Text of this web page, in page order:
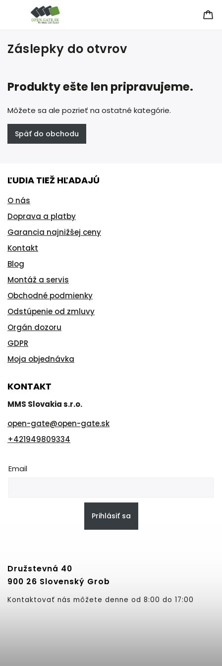
Záslepky do otvrov
Produkty ešte len pripravujeme.
Môžete sa ale pozrieť na ostatné kategórie.
Späť do obchodu
ĽUDIA TIEŽ HĽADAJÚ
O nás
Doprava a platby
Garancia najnižšej ceny
Kontakt
Blog
Montáž a servis
Obchodné podmienky
Odstúpenie od zmluvy
Orgán dozoru
GDPR
Moja objednávka
KONTAKT
MMS Slovakia s.r.o.
open-gate@open-gate.sk
+421949809334
Email
Prihlásiť sa
Družstevná 40
900 26 Slovenský Grob
Kontaktovať nás môžete denne od 8:00 do 17:00